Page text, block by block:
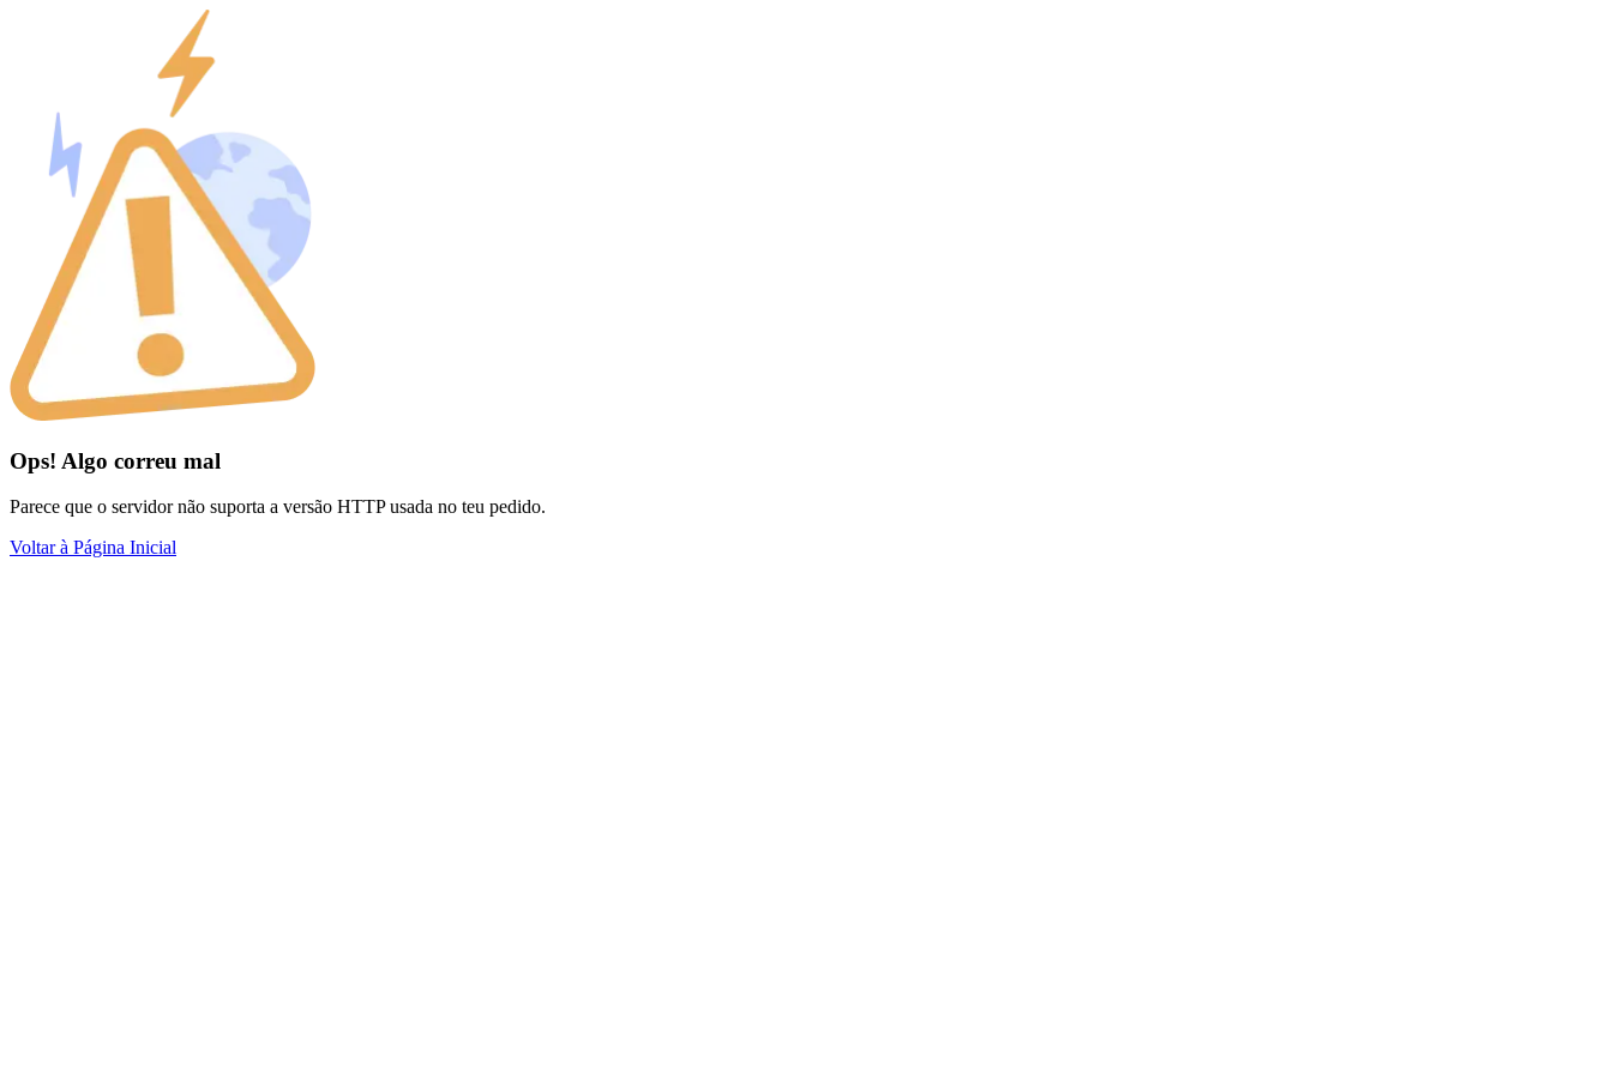
Ops! Algo correu mal
Parece que o servidor não suporta a versão HTTP usada no teu pedido.
Voltar à Página Inicial